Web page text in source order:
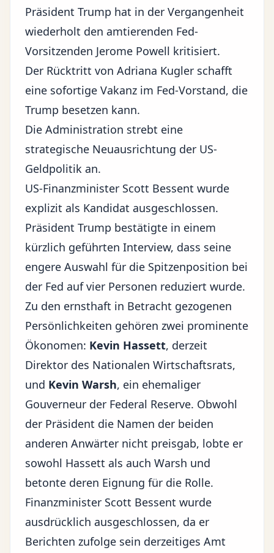
Präsident Trump hat in der Vergangenheit
wiederholt den amtierenden Fed-
Vorsitzenden Jerome Powell kritisiert.
Der Rücktritt von Adriana Kugler schafft
eine sofortige Vakanz im Fed-Vorstand, die
Trump besetzen kann.
Die Administration strebt eine
strategische Neuausrichtung der US-
Geldpolitik an.
US-Finanzminister Scott Bessent wurde
explizit als Kandidat ausgeschlossen.
Präsident Trump bestätigte in einem
kürzlich geführten Interview, dass seine
engere Auswahl für die Spitzenposition bei
der Fed auf vier Personen reduziert wurde.
Zu den ernsthaft in Betracht gezogenen
Persönlichkeiten gehören zwei prominente
Ökonomen: Kevin Hassett, derzeit
Direktor des Nationalen Wirtschaftsrats,
und Kevin Warsh, ein ehemaliger
Gouverneur der Federal Reserve. Obwohl
der Präsident die Namen der beiden
anderen Anwärter nicht preisgab, lobte er
sowohl Hassett als auch Warsh und
betonte deren Eignung für die Rolle.
Finanzminister Scott Bessent wurde
ausdrücklich ausgeschlossen, da er
Berichten zufolge sein derzeitiges Amt